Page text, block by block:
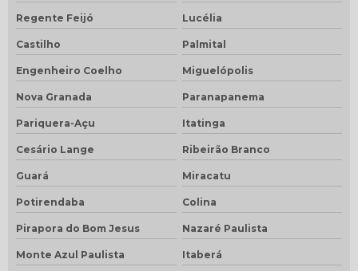
Regente Feijó Lucélia
Castilho Palmital
Engenheiro Coelho Miguelópolis
Nova Granada Paranapanema
Pariquera-Açu Itatinga
Cesário Lange Ribeirão Branco
Guará Miracatu
Potirendaba Colina
Pirapora do Bom Jesus Nazaré Paulista
Monte Azul Paulista Itaberá